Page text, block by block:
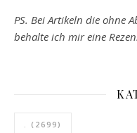
PS. Bei Artikeln die ohne
behalte ich mir eine
. (2699)